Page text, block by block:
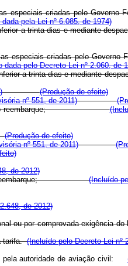
especiais criadas pelo Governo
dada pela Lei nº 6.085, de 1974)
a trinta dias e mediante
especiais criadas pelo Governo
dada pelo Decreto Lei nº 2.060, de
a trinta dias e mediante
(Produção de efeito)
nº 551, de 2011)
ocasião do reembarque;
(Produção de efeito)
nº 551, de 2011)
de 2012)
do reembarque;(Incluído
de 2012)
ou por comprovada exigência
tarifa.(Incluído pelo Decreto Lei nº
pela autoridade de aviação civil: